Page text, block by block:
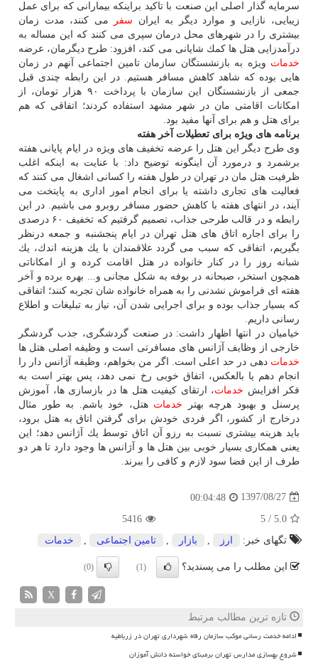
سرمایه گذار اصلی این صنعت با تاكید براینكه بیمارانی كه برای عمل
زیبایی، نازایی و موارد دیگر به ایران سفر
می كنند، مدت زمان
بیشتری را در شهرهای محل درمان سپری می كنند كه این مساله به
درآمدزایی هتل ها كمك شایانی می كند، افزود: طرح دیگرمان، عرضه
خدمات ویژه به بازنشستگان سازمان تامین اجتماعی آنهم در زمان
هایی بوده كه شاهد كاهش مسافر هستیم. در این رابطه چندی قبل
جمعی از بازنشستگان این سازمان با پرداخت ۹۰ هزار تومان، از
امكانات اقامتی مان در شهر مشهد استفاده كردند؛ اتفاقی كه هم
برای هتل و هم برای آنها مفید بود.
برنامه های ویژه برای تعطیلات آخر هفته
وی طرح دیگر این هتل را عرضه تخفیف های ویژه در ایام پایانی هفته
برشمرد و درمورد آن اینگونه توضیح داد: با عنایت به اینكه اغلب
ظرفیت هتل مان در تهران در طول هفته را كسانی اشغال می كنند كه
فعالیت های تجاری داشته یا برای انجام امور اداری به پایتخت می
آیند، در انتهای هفته با كاهش حضور مسافر روبرو می باشیم. در این
رابطه و در قالب طرحی جذاب، تصمیم گرفتیم كه تخفیف ۶۰ درصدی
را برای اجاره اتاق های هتل تهران در ایام پنجشنبه و جمعه درنظر
بگیریم، اتفاقی كه سبب می گردد علاقمندان با یك هزینه اندك، یك
شبانه روز را در كنار خانواده در هتل اقامت كرده و از امكاناتی
همچون استخر، صبحانه در بوفه به شكل مجانی و... بهره برده و آخر
هفته ای فراموش نشدنی را به همراه خانواده شان تجربه كنند؛ اتفاقی
كه بسیار جذاب بوده و برای اجرایی شدن آن، نیاز به تبلیغات و اطلاع
رسانی داریم.
خیامیان در انتها اظهار داشت: در صنعت گردشگری، جذب گردشگر
خارجی از وظایف آژانس های مسافرتی است و وظیفه اصلی هتل ها
خدمات دهی در حد اعلی است. اگر من بخواهم، وظیفه آژانس دار را
انجام دهم یا بالعكس، اتفاق خوبی رخ نمی دهد، پس بهتر است به
فكر افزایش خدمات، ارتقای كیفیت هتل ها در بازسازی ها، آموزش
پرسنل و بهبود هرچه بهتر خدمات هتل، خود باشم. به طور مثال
درخارج از كشور، اگر فردی خودش برای گرفتن اتاق به هتل برود،
باید هزینه بیشتری نسبت به رزو آن اتاق توسط یك آژانس دهد؛ این
یعنی همكاری بسیار خوبی بین هتل ها و آژانس ها وجود دارد تا هر دو
طرف از این فضا سود لازم و كافی را ببرند.
1397/08/27
00:04:48
5.0
/
5
5416
تگهای خبر:
ارز بازار تامین اجتماعی خدمات
این مطلب را می پسندید؟ (1)
(0)
X
تازه ترین مطالب مرتبط
ادامه خدمت رسانی موکب سازمان رفاه شهرداری تهران در زرباطیه
شروع بهسازی مدارس تهران برمبنای خواسته دانش آموزان